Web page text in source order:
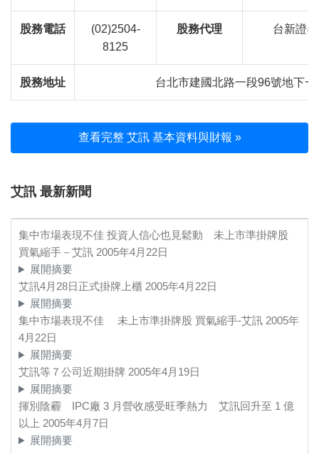
股務電話
(02)2504-
8125
股務代理 台新證
股務地址 台北市建國北路一段96號地下一
查看完整 艾訊 基本資料與財報 »
艾訊 最新新聞
集中市場表現不佳 投資人信心也見鬆動 未上市準掛牌股
買氣縮手－艾訊 2005年4月22日
展開摘要
艾訊4月28日正式掛牌上櫃 2005年4月22日
展開摘要
集中市場表現不佳 未上市準掛牌股 買氣縮手-艾訊 2005年
4月22日
展開摘要
艾訊等７公司近期掛牌 2005年4月19日
展開摘要
揮別陰霾 IPC廠 3 月營收感受旺季熱力 艾訊回升至 1 億
以上 2005年4月7日
展開摘要